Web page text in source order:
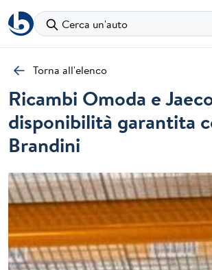
Cerca un'auto
Torna all'elenco
Ricambi Omoda e
disponibilità garantita
Brandini